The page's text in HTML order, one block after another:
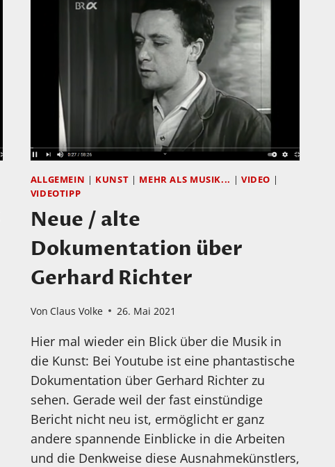
ALLGEMEIN | KUNST | MEHR ALS MUSIK... | VIDEO |
VIDEOTIPP
Neue / alte
Dokumentation über
Gerhard Richter
Von Claus Volke 26. Mai 2021
Hier mal wieder ein Blick über die Musik in
die Kunst: Bei Youtube ist eine phantastische
Dokumentation über Gerhard Richter zu
sehen. Gerade weil der fast einstündige
Bericht nicht neu ist, ermöglicht er ganz
andere spannende Einblicke in die Arbeiten
und die Denkweise diese Ausnahmekünstlers,